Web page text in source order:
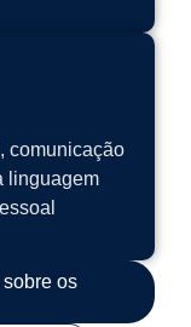
comunicação
linguagem
os